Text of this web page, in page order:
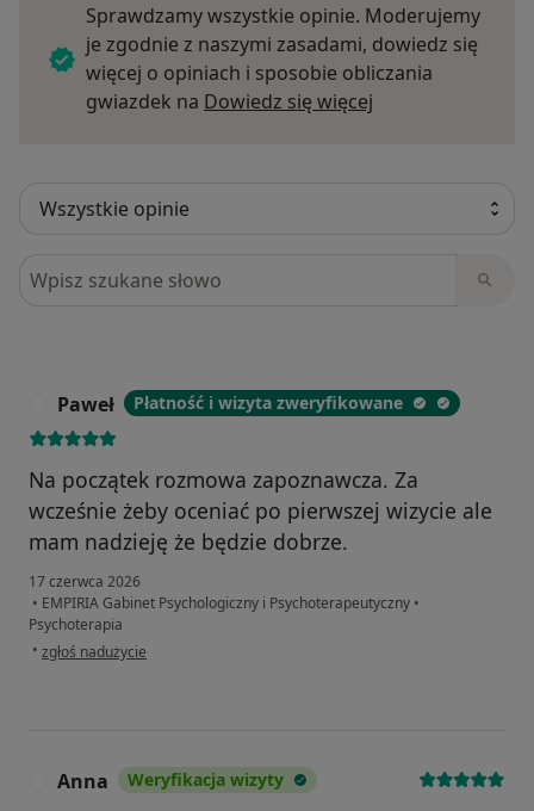
Sprawdzamy wszystkie opinie. Moderujemy
je zgodnie z naszymi zasadami, dowiedz się
więcej o opiniach i sposobie obliczania
gwiazdek na Dowiedz się więcej
Szukaj w opiniach
Paweł Płatność i wizyta zweryfikowane
Na początek rozmowa zapoznawcza. Za
wcześnie żeby oceniać po pierwszej wizycie ale
mam nadzieję że będzie dobrze.
17 czerwca 2026
• EMPIRIA Gabinet Psychologiczny i Psychoterapeutyczny •
Psychoterapia
• w opinii użytkownika Paweł
zgłoś nadużycie
Anna Weryfikacja wizyty